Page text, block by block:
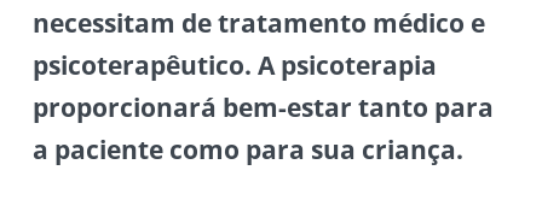
necessitam de tratamento médico e
psicoterapêutico. A psicoterapia
proporcionará bem-estar tanto para
a paciente como para sua criança.